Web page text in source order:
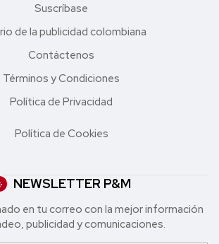
Suscríbase
de la publicidad colombiana
Contáctenos
Términos y Condiciones
Política de Privacidad
Política de Cookies
NEWSLETTER P&M
en tu correo con la mejor in formación
publicidad y comunicaciones.